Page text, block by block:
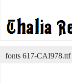
fonts 617-CAI978.ttf